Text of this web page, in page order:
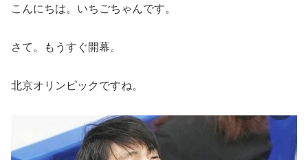
こんにちは。いちごちゃんです。
さて。もうすぐ開幕。
北京オリンピックですね。